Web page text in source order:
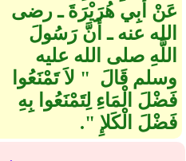
عَنْ أَبِي هُرَيْرَةَ ـ رضى
الله عنه ـ أَنَّ رَسُولَ
اللَّهِ صلى الله عليه
وسلم قَالَ ‏ "‏ لاَ تَمْنَعُوا
فَضْلَ الْمَاءِ لِتَمْنَعُوا بِهِ
فَضْلَ الْكَلإِ ‏"‏‏.‏